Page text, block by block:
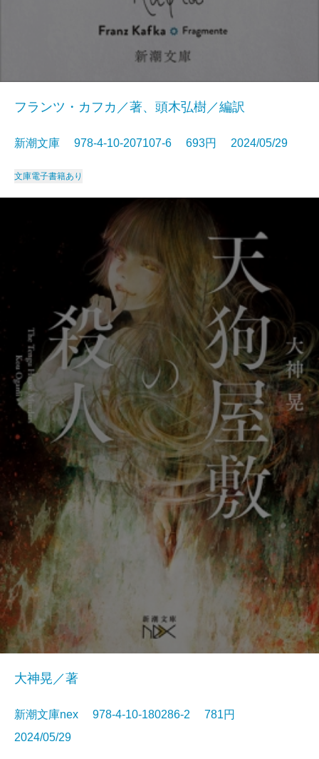
フランツ・カフカ／著、頭木弘樹／編訳
新潮文庫 978-4-10-207107-6 693円 2024/05/29
文庫電子書籍あり
大神晃／著
新潮文庫nex 978-4-10-180286-2 781円
2024/05/29